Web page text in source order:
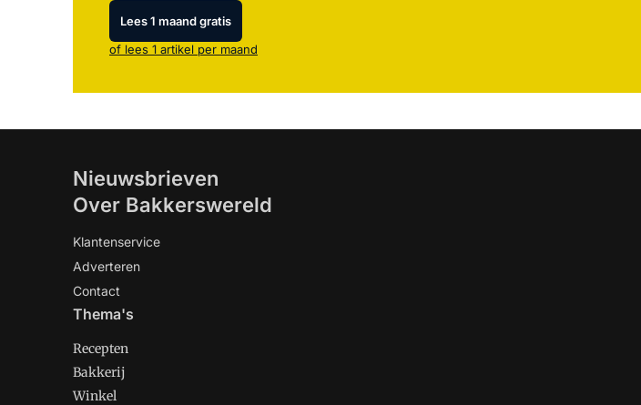
Lees 1 maand gratis
of lees 1 artikel per maand
Nieuwsbrieven
Over Bakkerswereld
Klantenservice
Adverteren
Contact
Thema's
Recepten
Bakkerij
Winkel